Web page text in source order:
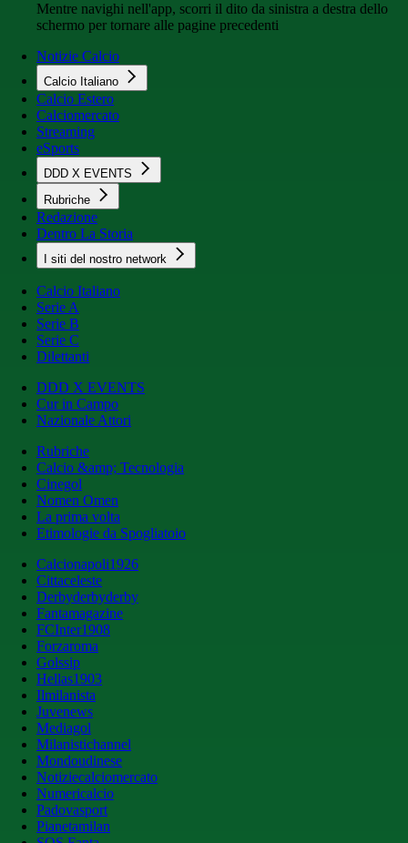
Mentre navighi nell'app, scorri il dito da sinistra a destra dello
schermo per tornare alle pagine precedenti
Notizie Calcio
Calcio Italiano
Calcio Estero
Calciomercato
Streaming
eSports
DDD X EVENTS
Rubriche
Redazione
Dentro La Storia
I siti del nostro network
Calcio Italiano
Serie A
Serie B
Serie C
Dilettanti
DDD X EVENTS
Cur in Campo
Nazionale Attori
Rubriche
Calcio &amp; Tecnologia
Cinegol
Nomen Omen
La prima volta
Etimologie da Spogliatoio
Calcionapoli1926
Cittaceleste
Derbyderbyderby
Fantamagazine
FCInter1908
Forzaroma
Golssip
Hellas1903
Ilmilanista
Juvenews
Mediagol
Milanistichannel
Mondoudinese
Notiziecalciomercato
Numericalcio
Padovasport
Pianetamilan